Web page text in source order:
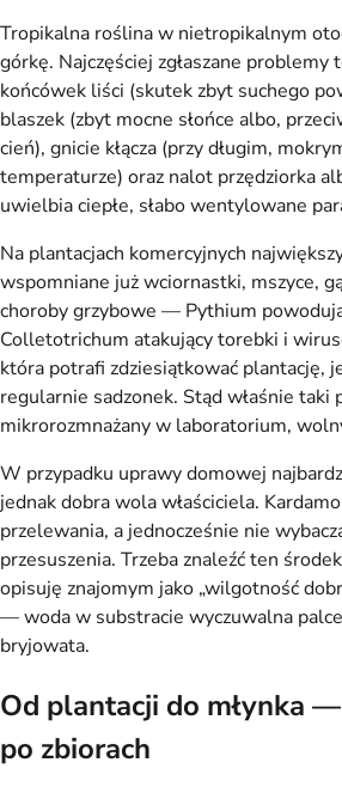
Tropikalna roślina w nietropikalnym
górkę. Najczęściej zgłaszane problemy
końcówek liści (skutek zbyt suchego
blaszek (zbyt mocne słońce albo,
cień), gnicie kłącza (przy długim,
temperaturze) oraz nalot przędziorka
uwielbia ciepłe, słabo wentylowane
Na plantacjach komercyjnych
wspomniane już wciornastki, mszyce,
choroby grzybowe — Pythium
Colletotrichum atakujący torebki i
która potrafi zdziesiątkować plantację,
regularnie sadzonek. Stąd właśnie taki
mikrorozmnażany w laboratorium,
W przypadku uprawy domowej
jednak dobra wola właściciela.
przelewania, a jednocześnie nie
przesuszenia. Trzeba znaleźć ten
opisuję znajomym jako „wilgotność
— woda w substracie wyczuwalna
bryjowata.
Od plantacji do młynka
po zbiorach